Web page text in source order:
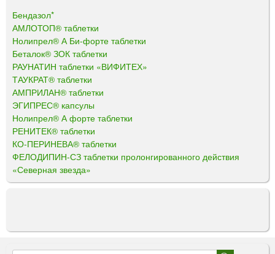
Бендазол*
АМЛОТОП® таблетки
Нолипрел® А Би-форте таблетки
Беталок® ЗОК таблетки
РАУНАТИН таблетки «ВИФИТЕХ»
ТАУКРАТ® таблетки
АМПРИЛАН® таблетки
ЭГИПРЕС® капсулы
Нолипрел® А форте таблетки
РЕНИТЕК® таблетки
КО-ПЕРИНЕВА® таблетки
ФЕЛОДИПИН-СЗ таблетки пролонгированного действия
«Северная звезда»